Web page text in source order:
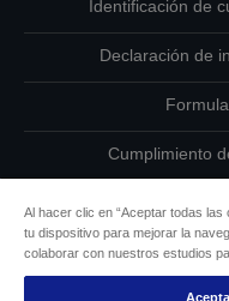
Identificación de
Declaración de
Cumplimiento
Al hacer clic en “Aceptar todas
tu dispositivo para mejorar la
colaborar con nuestros estudios